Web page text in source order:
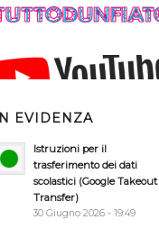
IN EVIDENZA
Istruzioni per il
trasferimento dei dati
scolastici (Google Takeout
Transfer)
30 Giugno 2026 - 19:49